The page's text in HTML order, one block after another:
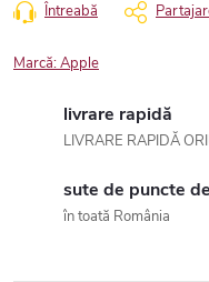
Întreabă
Marcă:Apple
livrare rapidă
LIVRARE RAPIDĂ
sute de puncte
în toată România